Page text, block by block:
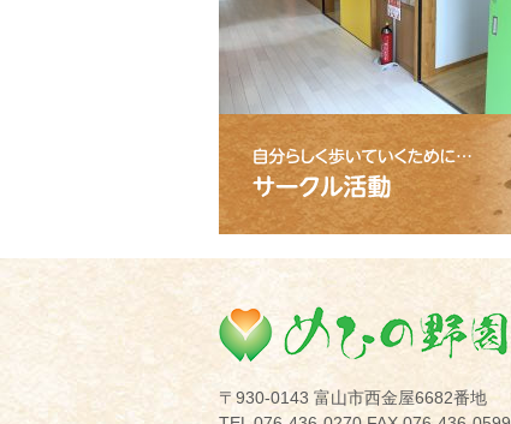
〒930-0143 富山市西金屋6682番地